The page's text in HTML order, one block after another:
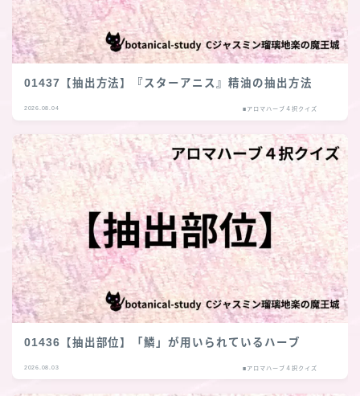
01437【抽出方法】『スターアニス』精油の抽出方法
2026.08.04 ■アロマハーブ４択クイズ
01436【抽出部位】「鱗」が用いられているハーブ
2026.08.03 ■アロマハーブ４択クイズ